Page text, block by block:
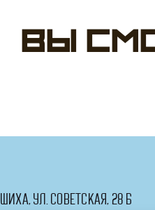
Вы
ул. Советская, 28 Б